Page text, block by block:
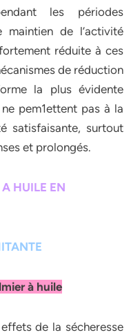
les périodes
de l’activité
réduite à ces
de réduction
la plus évidente
pem1ettent pas à la
satisfaisante, surtout
et prolongés.
HUILE EN
à huile
de la sécheresse